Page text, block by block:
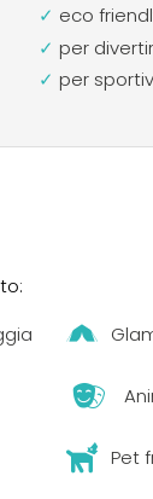
eco
per
per
Pet